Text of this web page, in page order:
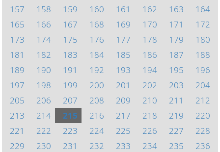
157
158 159 160 161 162 163
164
165
166 167 168 169 170 171
172
173
174 175 176 177 178 179
180
181
182 183 184 185 186 187
188
189
190 191 192 193 194 195
196
197
198 199 200 201 202 203
204
205
206 207 208 209 210 211
212
213
214 215 216 217 218 219
220
221
222 223 224 225 226 227
228
229
230 231 232 233 234 235
236